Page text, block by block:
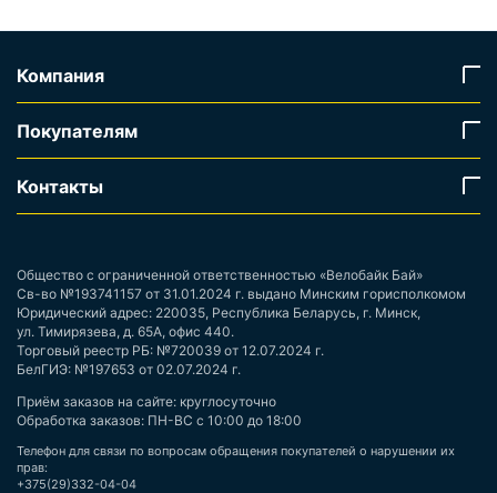
Компания
Покупателям
Контакты
Общество с ограниченной ответственностью «Велобайк Бай»
Св-во №193741157 от 31.01.2024 г. выдано Минским горисполкомом
Юридический адрес: 220035, Республика Беларусь, г. Минск,
ул. Тимирязева, д. 65А, офис 440.
Торговый реестр РБ: №720039 от 12.07.2024 г.
БелГИЭ: №197653 от 02.07.2024 г.
Приём заказов на сайте: круглосуточно
Обработка заказов: ПН-ВС с 10:00 до 18:00
Телефон для связи по вопросам обращения покупателей о нарушении их
прав:
+375(29)332-04-04